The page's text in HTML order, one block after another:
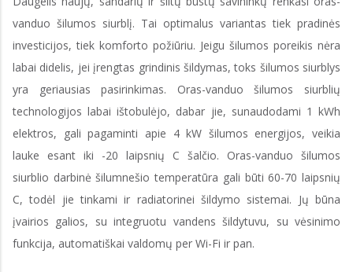
vanduo šilumos siurblį. Tai optimalus variantas tiek pradinės
investicijos, tiek komforto požiūriu. Jeigu šilumos poreikis nėra
labai didelis, jei įrengtas grindinis šildymas, toks šilumos siurblys
yra geriausias pasirinkimas. Oras-vanduo šilumos siurblių
technologijos labai ištobulėjo, dabar jie, sunaudodami 1 kWh
elektros, gali pagaminti apie 4 kW šilumos energijos, veikia
lauke esant iki -20 laipsnių C šalčio. Oras-vanduo šilumos
siurblio darbinė šilumnešio temperatūra gali būti 60-70 laipsnių
C, todėl jie tinkami ir radiatorinei šildymo sistemai. Jų būna
įvairios galios, su integruotu vandens šildytuvu, su vėsinimo
funkcija, automatiškai valdomų per Wi-Fi ir pan.